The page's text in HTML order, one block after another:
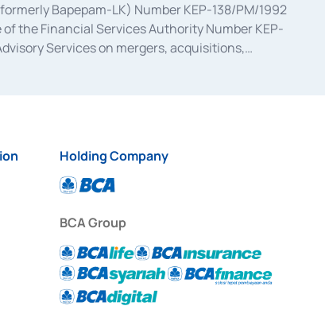
Bapepam-LK) Number KEP-138/PM/1992
the Financial Services Authority Number KEP-
Services on mergers, acquisitions,
2014, a business license as a provider of
Holding Company
BCA Group